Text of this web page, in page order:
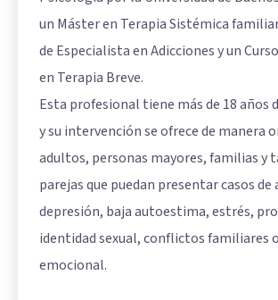
un Máster en Terapia Sistémica
de Especialista en Adicciones y un
en Terapia Breve.
Esta profesional tiene más de 18 años
y su intervención se ofrece de manera
adultos, personas mayores, familias y
parejas que puedan presentar casos de
depresión, baja autoestima, estrés,
identidad sexual, conflictos familiares
emocional.